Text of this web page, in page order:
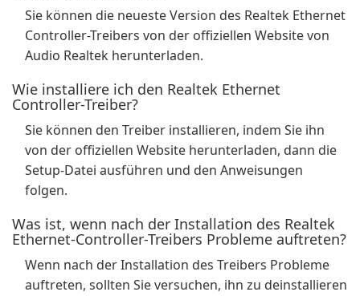
Sie können die neueste Version des Realtek Ethernet
Controller-Treibers von der offiziellen Website von
Audio Realtek herunterladen.
Wie installiere ich den Realtek Ethernet
Controller-Treiber?
Sie können den Treiber installieren, indem Sie ihn
von der offiziellen Website herunterladen, dann die
Setup-Datei ausführen und den Anweisungen
folgen.
Was ist, wenn nach der Installation des Realtek
Ethernet-Controller-Treibers Probleme auftreten?
Wenn nach der Installation des Treibers Probleme
auftreten, sollten Sie versuchen, ihn zu deinstallieren